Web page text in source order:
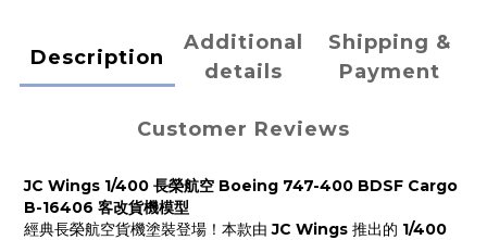
Description
Additional
details
Shipping &
Payment
Customer Reviews
JC Wings 1/400 長榮航空 Boeing 747-400 BDSF Cargo
B-16406 客改貨機模型
經典長榮航空貨機塗裝登場！本款由JC Wings 推出的 1/400